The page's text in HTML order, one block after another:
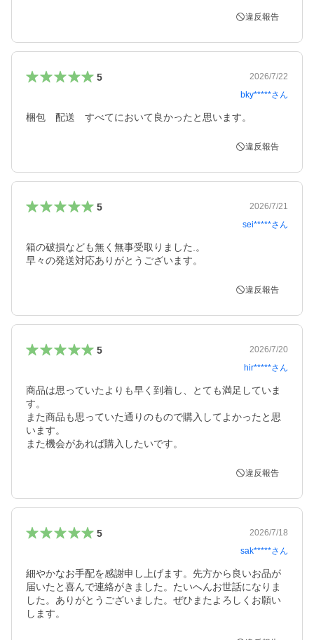
違反報告
5
2026/7/22
bky*****さん
梱包　配送　すべてにおいて良かったと思います。
違反報告
5
2026/7/21
sei*****さん
箱の破損なども無く無事受取りました.。
早々の発送対応ありがとうございます。
違反報告
5
2026/7/20
hir*****さん
商品は思っていたよりも早く到着し、とても満足していま
す。
また商品も思っていた通りのもので購入してよかったと思
います。
また機会があれば購入したいです。
違反報告
5
2026/7/18
sak*****さん
細やかなお手配を感謝申し上げます。先方から良いお品が
届いたと喜んで連絡がきました。たいへんお世話になりま
した。ありがとうございました。ぜひまたよろしくお願い
します。